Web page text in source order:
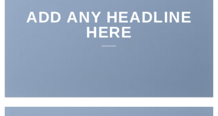
ADD ANY HEADLINE
HERE